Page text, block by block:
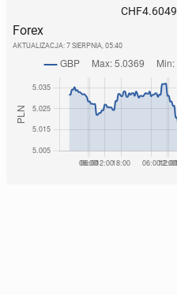
CHF4.6049
Forex
AKTUALIZACJA: 7 SIERPNIA, 05:40